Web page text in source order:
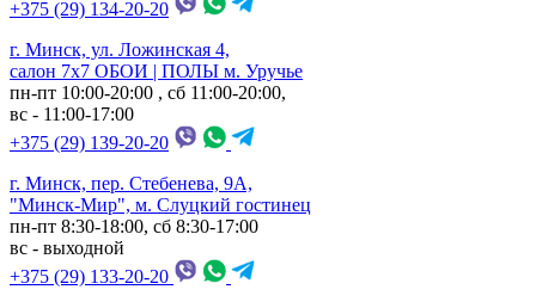
+375 (29) 134-20-20
г. Минск, ул. Ложинская 4,
салон 7х7 ОБОИ | ПОЛЫ м. Уручье
пн-пт 10:00-20:00 , сб 11:00-20:00,
вс - 11:00-17:00
+375 (29) 139-20-20
г. Минск, пер. Стебенева, 9А,
"Минск-Мир", м. Слуцкий гостинец
пн-пт 8:30-18:00, сб 8:30-17:00
вс - выходной
+375 (29) 133-20-20